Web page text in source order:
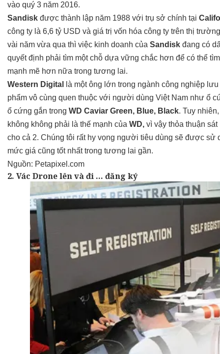
vào quý 3 năm 2016.
Sandisk được thành lập năm 1988 với trụ sở chính tại
công ty là 6,6 tỷ USD và giá trị vốn hóa công ty trên thị
vài năm vừa qua thì việc kinh doanh của Sandisk đang có
quyết định phải tìm một chỗ dựa vững chắc hơn để có thể
mạnh mẽ hơn nữa trong tương lai.
Western Digital
là một ông lớn trong ngành công nghiệp
phẩm vô cùng quen thuộc với người dùng Việt Nam như ổ
ổ cứng gắn trong WD Caviar Green, Blue, Black. Tuy
không không phải là thế mạnh của WD, vì vậy thỏa thuận
cho cả 2. Chúng tôi rất hy vọng người tiêu dùng sẽ được
mức giá cũng tốt nhất trong tương lai gần.
Nguồn: Petapixel.com
2. Vác Drone lên và đi … đăng ký